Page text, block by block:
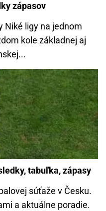
zápasov
Niké ligy na jednom
kole základnej aj
tabuľka, zápasy
súťaže v Česku.
a aktuálne poradie.